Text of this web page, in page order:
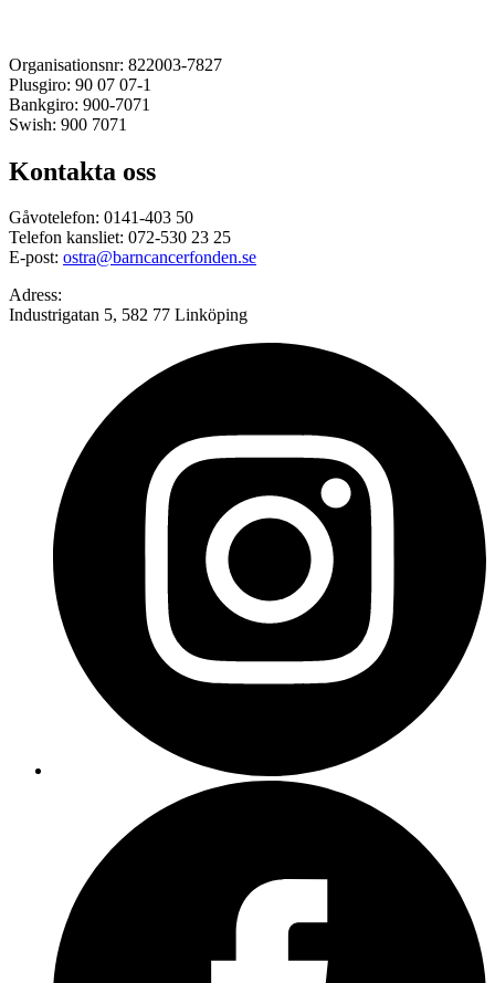
Organisationsnr: 822003-7827
Plusgiro: 90 07 07-1
Bankgiro: 900-7071
Swish: 900 7071
Kontakta oss
Gåvotelefon: 0141-403 50
Telefon kansliet: 072-530 23 25
E-post: ostra@barncancerfonden.se
Adress:
Industrigatan 5, 582 77 Linköping